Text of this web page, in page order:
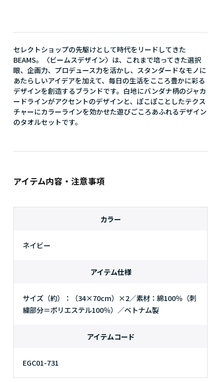
セレクトショップの先駆けとして時代をリードしてきた
BEAMS。〈ビームスデザイン〉は、これまで培ってきた選択
眼、企画力、プロデュース力を活かし、スタンダードなモノに
あたらしいアイデアを加えて、毎日の生活をこころ豊かに彩る
デザインを創造するブランドです。白地にバンダナ柄のジャカ
ードラインがアクセントのデザインと、ぽこぽことしたテクス
チャーにカラーラインを効かせた遊びごころあふれるデザイン
のタオルセットです。
アイテム内容・注意事項
カラー
ネイビー
アイテム仕様
サイズ（約）：（34×70cm）×2／素材：綿100％（刺
繍部分＝ポリエステル100％）／ベトナム製
アイテムコード
EGC01-731